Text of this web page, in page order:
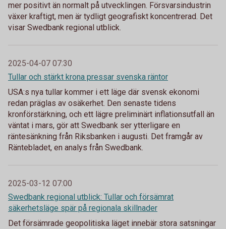
mer positivt än normalt på utvecklingen. Försvarsindustrin
växer kraftigt, men är tydligt geografiskt koncentrerad. Det
visar Swedbank regional utblick.
2025-04-07 07:30
Tullar och stärkt krona pressar svenska räntor
USA:s nya tullar kommer i ett läge där svensk ekonomi
redan präglas av osäkerhet. Den senaste tidens
kronförstärkning, och ett lägre preliminärt inflationsutfall än
väntat i mars, gör att Swedbank ser ytterligare en
räntesänkning från Riksbanken i augusti. Det framgår av
Räntebladet, en analys från Swedbank.
2025-03-12 07:00
Swedbank regional utblick: Tullar och försämrat
säkerhetsläge spär på regionala skillnader
Det försämrade geopolitiska läget innebär stora satsningar